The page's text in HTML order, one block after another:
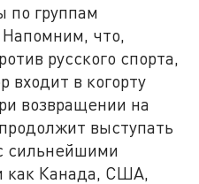
по группам
Напомним, что,
русского спорта,
входит в когорту
возвращении на
выступать
сильнейшими
как Канада, США,